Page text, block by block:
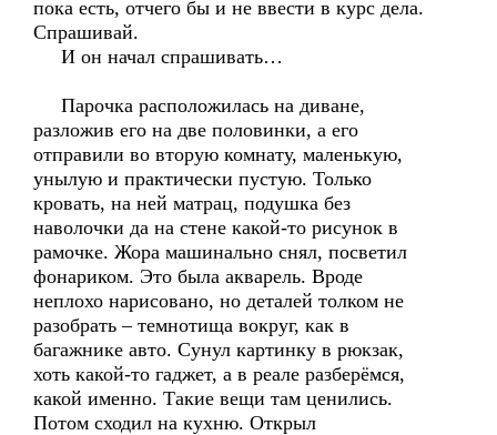
пока есть, отчего бы и не ввести в курс дела.
Спрашивай.
И он начал спрашивать…
Парочка расположилась на диване,
разложив его на две половинки, а его
отправили во вторую комнату, маленькую,
унылую и практически пустую. Только
кровать, на ней матрац, подушка без
наволочки да на стене какой-то рисунок в
рамочке. Жора машинально снял, посветил
фонариком. Это была акварель. Вроде
неплохо нарисовано, но деталей толком не
разобрать – темнотища вокруг, как в
багажнике авто. Сунул картинку в рюкзак,
хоть какой-то гаджет, а в реале разберёмся,
какой именно. Такие вещи там ценились.
Потом сходил на кухню. Открыл